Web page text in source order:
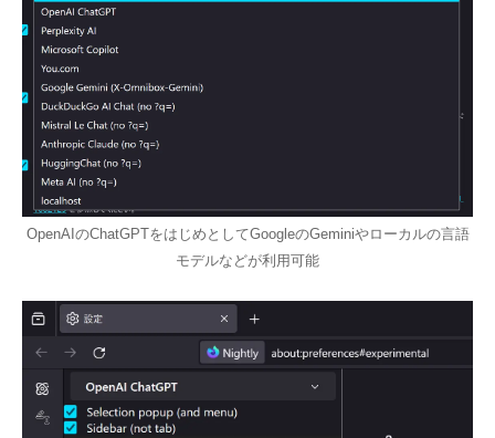
OpenAIのChatGPTをはじめとしてGoogleのGeminiやローカルの言語
モデルなどが利用可能